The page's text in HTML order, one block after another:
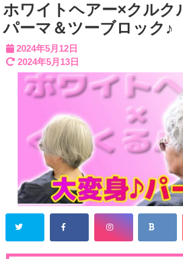
ホワイトヘアー×クルク
パーマ＆ツーブロック♪
2024年5月12日
2024年5月13日